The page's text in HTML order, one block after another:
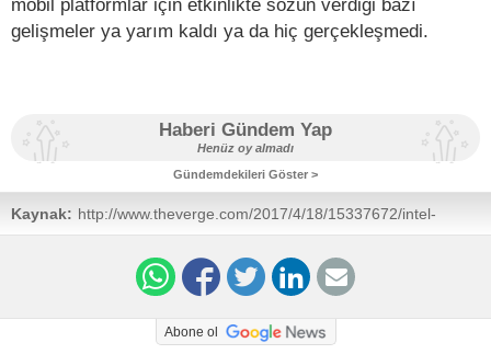
gelişmeler ya yarım kaldı ya da hiç gerçekleşmedi.
Haberi Gündem Yap
Henüz oy almadı
Gündemdekileri Göster >
Kaynak: http://www.theverge.com/2017/4/18/15337672/intel-
developer-forum-canceled
Abone ol